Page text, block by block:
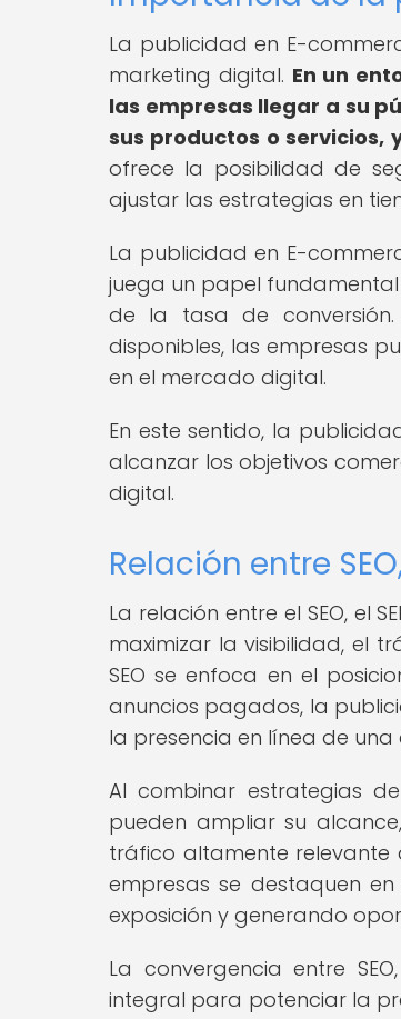
La publicidad en E-
marketing digital. En un
las empresas llegar a su
sus productos o servicios,
ofrece la posibilidad de
ajustar las estrategias en
La publicidad en E-
juega un papel
de la tasa de
disponibles, las empresas
en el mercado digital.
En este sentido, la
alcanzar los objetivos
digital.
Relación entre
La relación entre el SEO, el
maximizar la visibilidad, el
SEO se enfoca en el
anuncios pagados, la
la presencia en línea de una
Al combinar estrategias
pueden ampliar su
tráfico altamente relevante
empresas se destaquen
exposición y generando
La convergencia entre
integral para potenciar la